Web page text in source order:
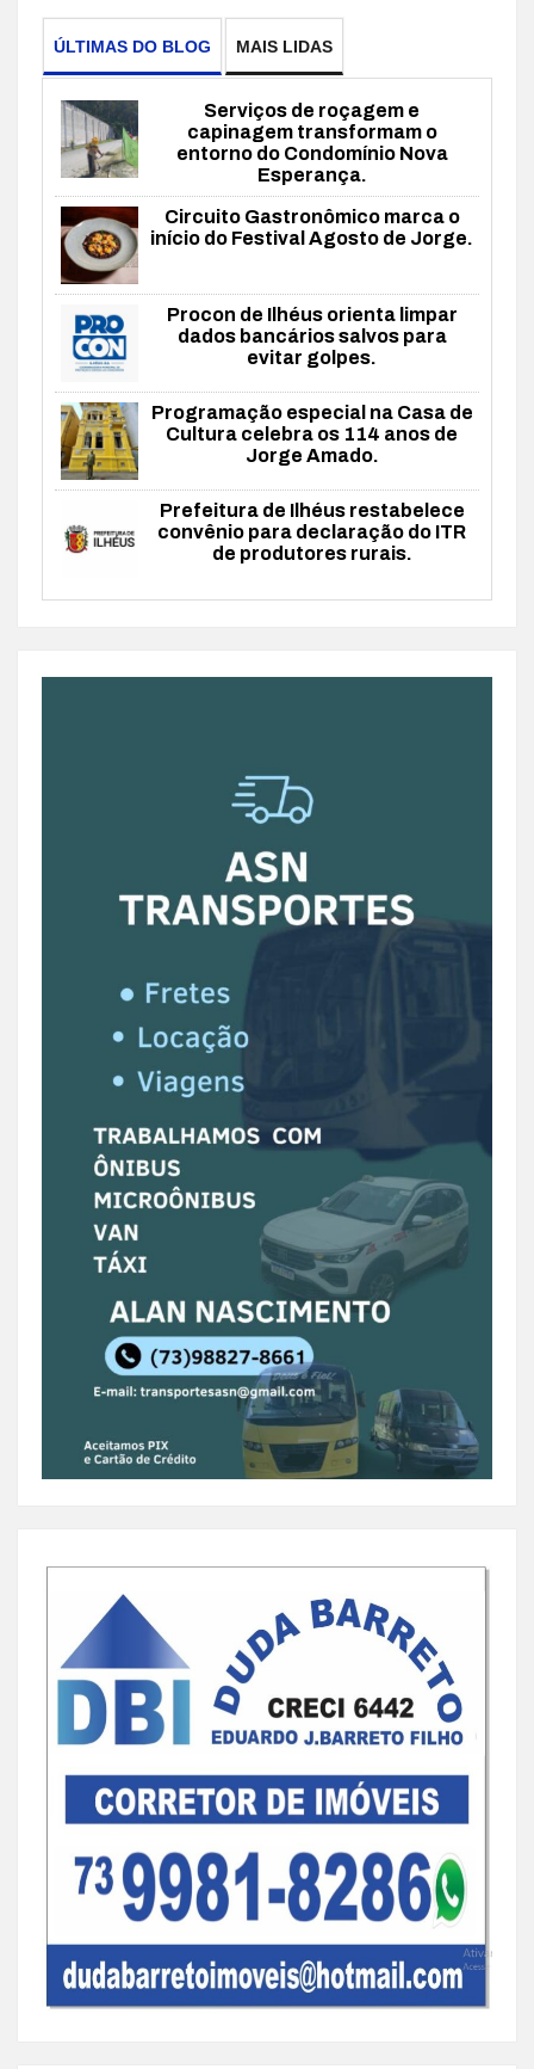
ÚLTIMAS DO BLOG MAIS LIDAS
Serviços de roçagem e
capinagem transformam o
entorno do Condomínio Nova
Esperança.
Circuito Gastronômico marca o
início do Festival Agosto de Jorge.
Procon de Ilhéus orienta limpar
dados bancários salvos para
evitar golpes.
Programação especial na Casa de
Cultura celebra os 114 anos de
Jorge Amado.
Prefeitura de Ilhéus restabelece
convênio para declaração do ITR
de produtores rurais.